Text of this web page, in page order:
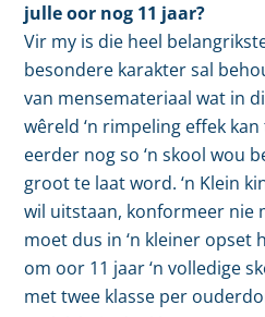
julle oor nog 11 jaar?
Vir my is die heel
besondere karakter sal
van mensemateriaal wat in
wêreld ‘n rimpeling effek
eerder nog so ‘n skool wou
groot te laat word. ‘n Klein
wil uitstaan, konformeer nie
moet dus in ‘n kleiner opset
om oor 11 jaar ‘n volledige
met twee klasse per